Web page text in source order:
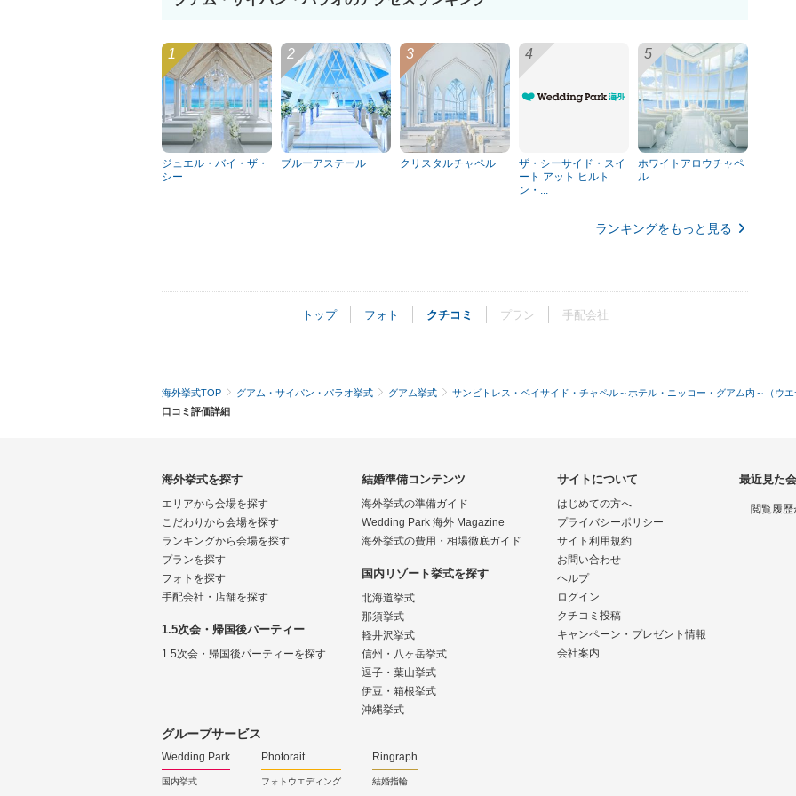
ジュエル・バイ・ザ・
シー
ブルーアステール クリスタルチャペル
ザ・シーサイド・スイ
ート アット ヒルト
ン・...
ホワイトアロウチャペ
ル
ランキングをもっと見る
トップ フォト クチコミ プラン 手配会社
海外挙式TOP グアム・サイパン・パラオ挙式 グアム挙式
サンビトレス・ベイサイド・チャペル～ホテル・ニッコー・グアム内～（ウエ
口コミ評価詳細
海外挙式を探す
エリアから会場を探す
こだわりから会場を探す
ランキングから会場を探す
プランを探す
フォトを探す
手配会社・店舗を探す
1.5次会・帰国後パーティー
1.5次会・帰国後パーティーを探す
結婚準備コンテンツ
海外挙式の準備ガイド
Wedding Park 海外 Magazine
海外挙式の費用・相場徹底ガイド
国内リゾート挙式を探す
北海道挙式
那須挙式
軽井沢挙式
信州・八ヶ岳挙式
逗子・葉山挙式
伊豆・箱根挙式
沖縄挙式
サイトについて
はじめての方へ
プライバシーポリシー
サイト利用規約
お問い合わせ
ヘルプ
ログイン
クチコミ投稿
キャンペーン・プレゼント情報
会社案内
最近見た
閲覧履歴
グループサービス
Wedding Park
国内挙式
Photorait
フォトウエディング
Ringraph
結婚指輪